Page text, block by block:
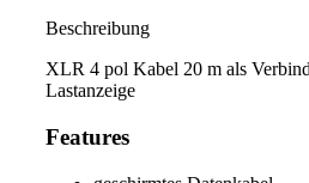
Beschreibung
XLR 4 pol Kabel 20 m als
Lastanzeige
Features